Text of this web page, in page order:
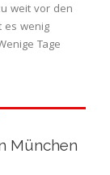
weit vor den
es wenig
Tage
München